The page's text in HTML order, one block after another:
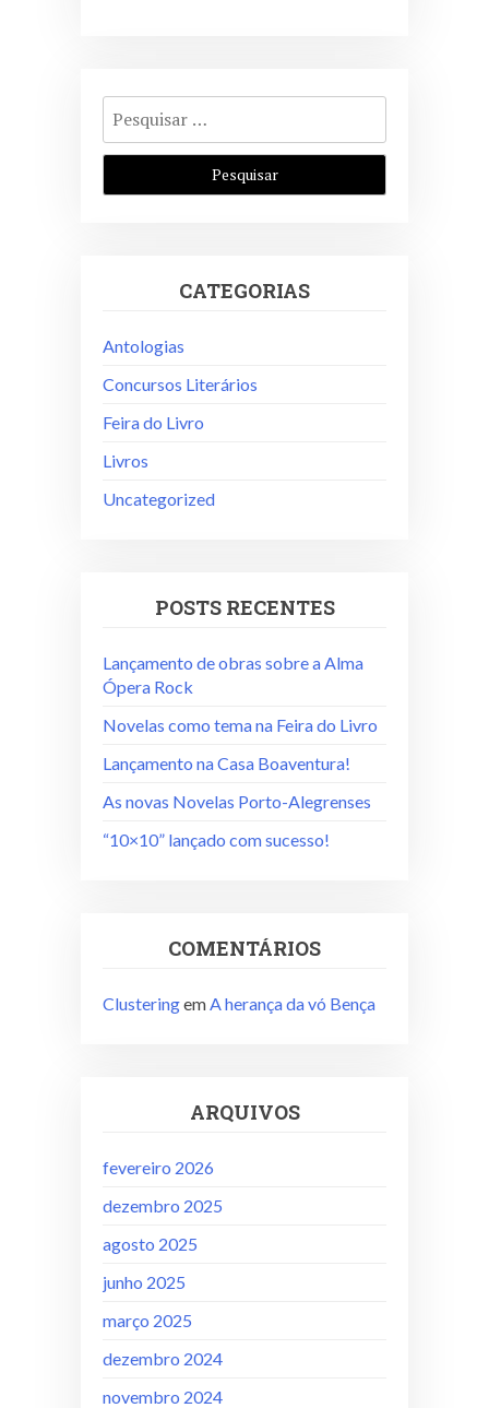
Pesquisar
por:
CATEGORIAS
Antologias
Concursos Literários
Feira do Livro
Livros
Uncategorized
POSTS RECENTES
Lançamento de obras sobre a Alma
Ópera Rock
Novelas como tema na Feira do Livro
Lançamento na Casa Boaventura!
As novas Novelas Porto-Alegrenses
“10×10” lançado com sucesso!
COMENTÁRIOS
Clusteringem A herança da vó Bença
ARQUIVOS
fevereiro 2026
dezembro 2025
agosto 2025
junho 2025
março 2025
dezembro 2024
novembro 2024